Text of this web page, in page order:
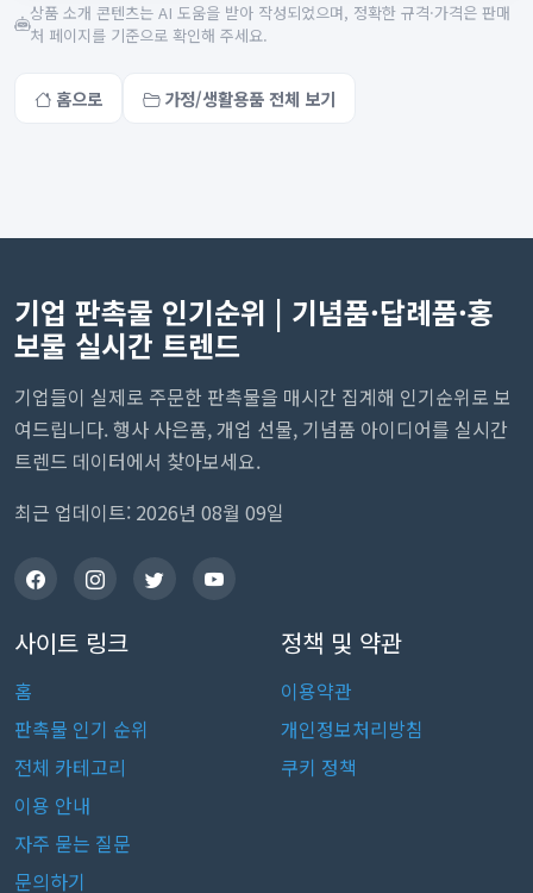
상품 소개 콘텐츠는 AI 도움을 받아 작성되었으며, 정확한 규격·가격은 판매
처 페이지를 기준으로 확인해 주세요.
홈으로 가정/생활용품 전체 보기
기업 판촉물 인기순위 | 기념품·답례품·홍
보물 실시간 트렌드
기업들이 실제로 주문한 판촉물을 매시간 집계해 인기순위로 보
여드립니다. 행사 사은품, 개업 선물, 기념품 아이디어를 실시간
트렌드 데이터에서 찾아보세요.
최근 업데이트: 2026년 08월 09일
사이트 링크
홈
판촉물 인기 순위
전체 카테고리
이용 안내
자주 묻는 질문
문의하기
정책 및 약관
이용약관
개인정보처리방침
쿠키 정책